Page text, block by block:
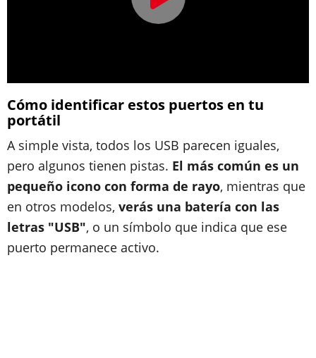
Cómo identificar estos puertos en tu
portátil
A simple vista, todos los USB parecen iguales,
pero algunos tienen pistas. El más común es un
pequeño icono con forma de rayo, mientras que
en otros modelos, verás una batería con las
letras "USB", o un símbolo que indica que ese
puerto permanece activo.